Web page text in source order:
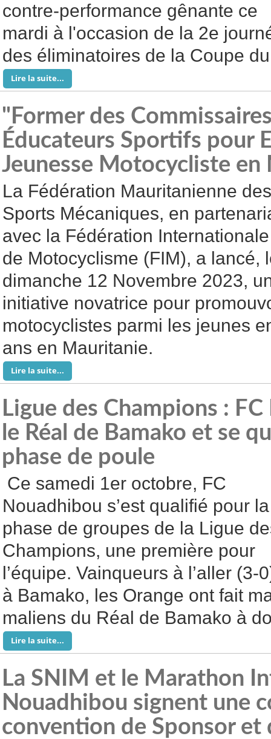
contre-performance gênante ce
mardi à l'occasion de la 2e
des éliminatoires de la Coupe
Lire la suite...
"Former des
Éducateurs Sportifs pour
Jeunesse Motocycliste
La Fédération Mauritanienne des
Sports Mécaniques, en
avec la Fédération Internationale
de Motocyclisme (FIM), a lancé,
dimanche 12 Novembre 2023,
initiative novatrice pour
motocyclistes parmi les jeunes
ans en Mauritanie.
Lire la suite...
Ligue des Champions :
le Réal de Bamako et se
phase de poule
Ce samedi 1er octobre, FC
Nouadhibou s’est qualifié pour la
phase de groupes de la Ligue
Champions, une première pour
l’équipe. Vainqueurs à l’aller (3-
à Bamako, les Orange ont fait
maliens du Réal de Bamako à
Lire la suite...
La SNIM et le Marathon
Nouadhibou signent une
convention de Sponsor et